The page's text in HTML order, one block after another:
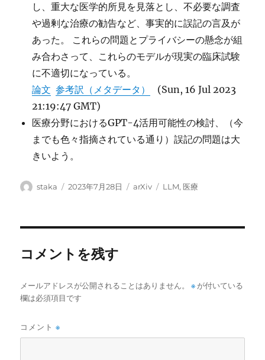
し、重大な医学的所見を見落とし、不必要な調査
や過剰な治療の勧告など、事実的に誤記の言及が
あった。 これらの問題とプライバシーの懸念が組
み合わさって、これらのモデルが現実の臨床試験
に不適切になっている。
論文 参考訳（メタデータ）
(Sun, 16 Jul 2023
21:19:47 GMT)
医療分野におけるGPT-4活用可能性の検討、（今
までも色々指摘されている通り）誤記の問題は大
きいよう。
投
staka
投
2023年7月28日
カ
arXiv
タ
LLM, 医療
コメントを残す
メールアドレスが公開されることはありません。 ※ が付いている
欄は必須項目です
コメント※